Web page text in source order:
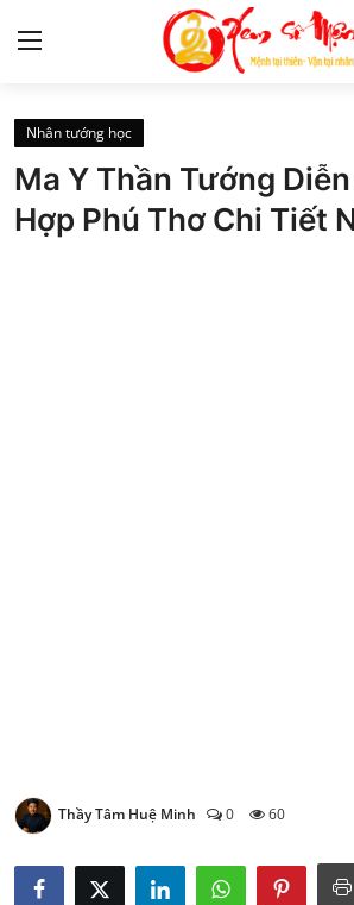
Tử Vi
Kiến Thức
Nhân tướng học
Ma Y Thần Tướng
Hợp Phú Thơ Chi Tiết
Thầy Tâm Huệ Minh 0 60